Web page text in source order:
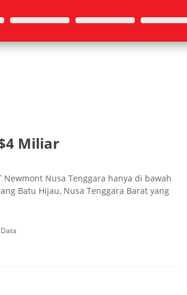
Miliar
Newmont Nusa Tenggara hanya di bawah
Batu Hijau, Nusa Tenggara Barat yang
Data